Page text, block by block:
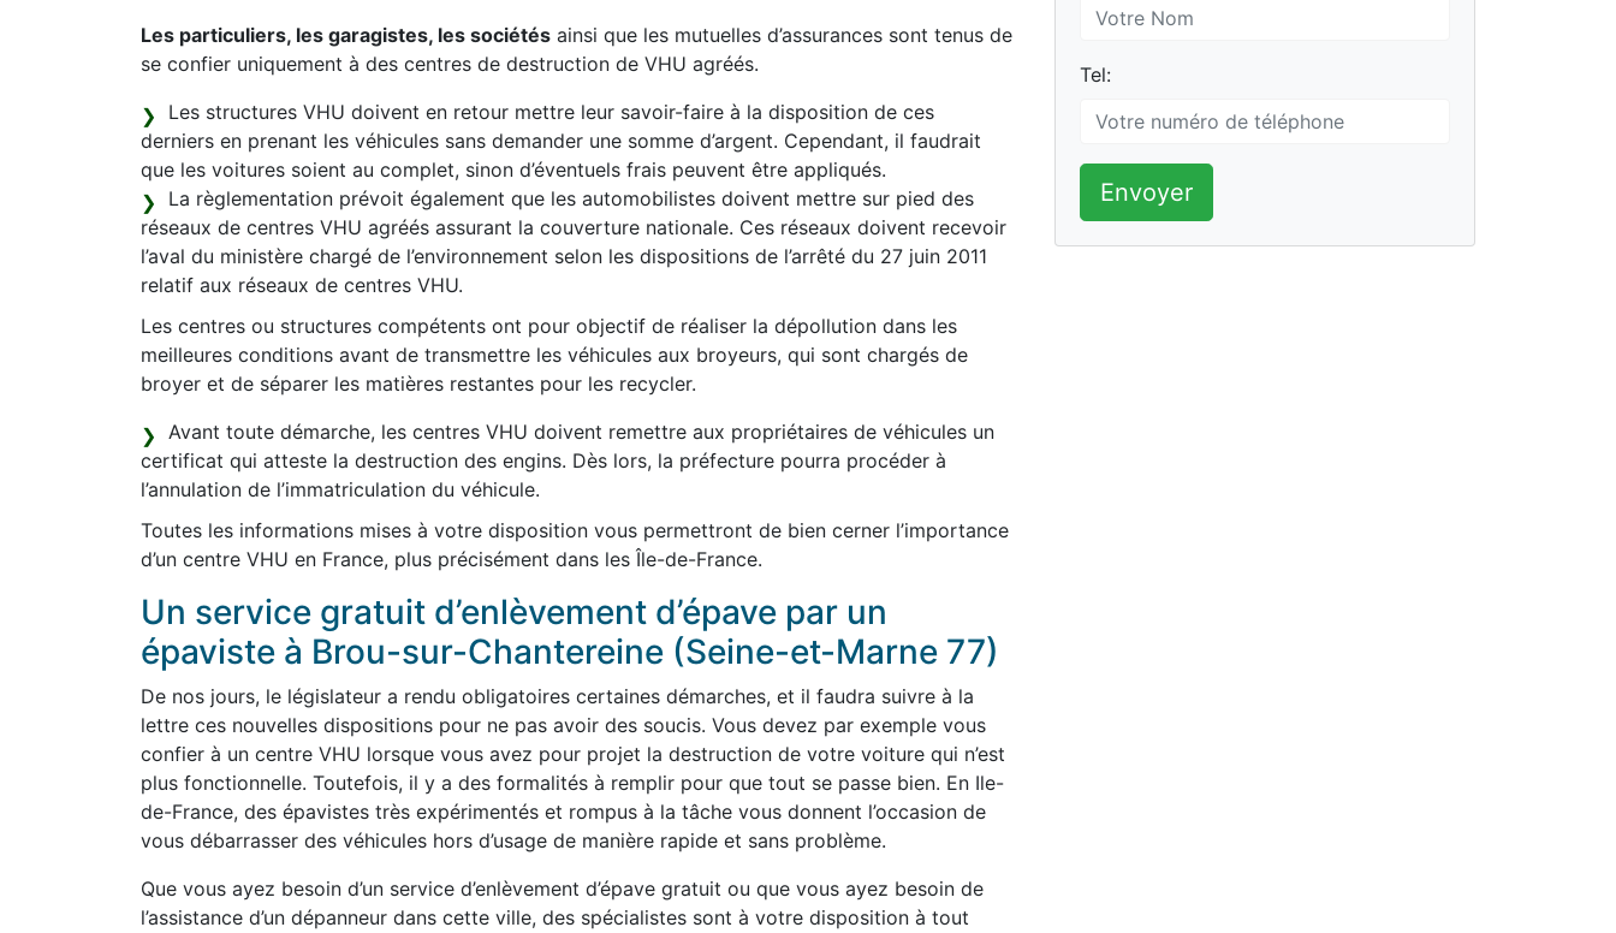
Les particuliers, les garagistes, les sociétés ainsi que les mutuelles d’assurances sont tenus de
se confier uniquement à des centres de destruction de VHU agréés.
Les structures VHU doivent en retour mettre leur savoir-faire à la disposition de ces
derniers en prenant les véhicules sans demander une somme d’argent. Cependant, il faudrait
que les voitures soient au complet, sinon d’éventuels frais peuvent être appliqués.
La règlementation prévoit également que les automobilistes doivent mettre sur pied des
réseaux de centres VHU agréés assurant la couverture nationale. Ces réseaux doivent recevoir
l’aval du ministère chargé de l’environnement selon les dispositions de l’arrêté du 27 juin 2011
relatif aux réseaux de centres VHU.
Les centres ou structures compétents ont pour objectif de réaliser la dépollution dans les
meilleures conditions avant de transmettre les véhicules aux broyeurs, qui sont chargés de
broyer et de séparer les matières restantes pour les recycler.
Avant toute démarche, les centres VHU doivent remettre aux propriétaires de véhicules un
certificat qui atteste la destruction des engins. Dès lors, la préfecture pourra procéder à
l’annulation de l’immatriculation du véhicule.
Toutes les informations mises à votre disposition vous permettront de bien cerner l’importance
d’un centre VHU en France, plus précisément dans les Île-de-France.
Un service gratuit d’enlèvement d’épave par un
épaviste à Brou-sur-Chantereine (Seine-et-Marne 77)
De nos jours, le législateur a rendu obligatoires certaines démarches, et il faudra suivre à la
lettre ces nouvelles dispositions pour ne pas avoir des soucis. Vous devez par exemple vous
confier à un centre VHU lorsque vous avez pour projet la destruction de votre voiture qui n’est
plus fonctionnelle. Toutefois, il y a des formalités à remplir pour que tout se passe bien. En Ile-
de-France, des épavistes très expérimentés et rompus à la tâche vous donnent l’occasion de
vous débarrasser des véhicules hors d’usage de manière rapide et sans problème.
Que vous ayez besoin d’un service d’enlèvement d’épave gratuit ou que vous ayez besoin de
l’assistance d’un dépanneur dans cette ville, des spécialistes sont à votre disposition à tout
Tel:
Envoyer